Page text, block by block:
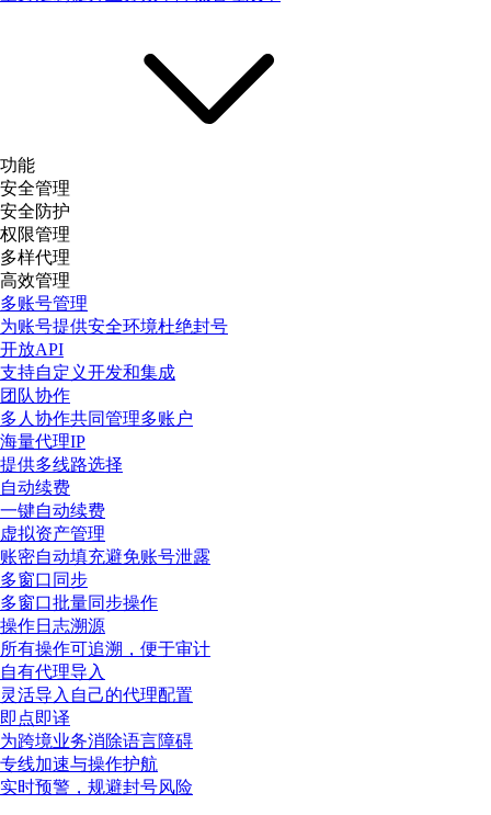
功能
安全管理
安全防护
权限管理
多样代理
高效管理
多账号管理
为账号提供安全环境杜绝封号
开放API
支持自定义开发和集成
团队协作
多人协作共同管理多账户
海量代理IP
提供多线路选择
自动续费
一键自动续费
虚拟资产管理
账密自动填充避免账号泄露
多窗口同步
多窗口批量同步操作
操作日志溯源
所有操作可追溯，便于审计
自有代理导入
灵活导入自己的代理配置
即点即译
为跨境业务消除语言障碍
专线加速与操作护航
实时预警，规避封号风险